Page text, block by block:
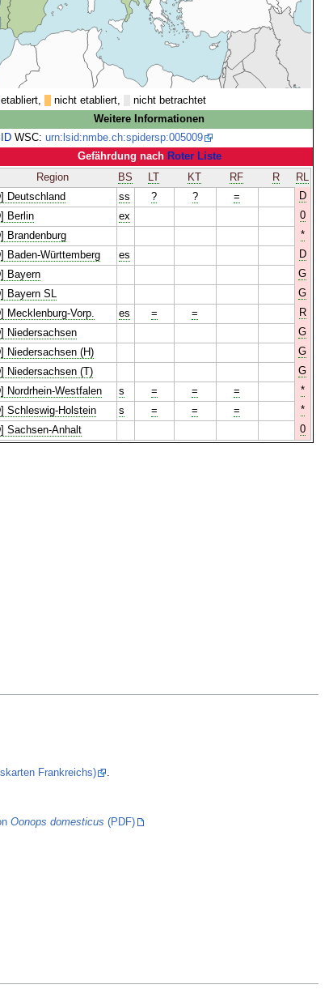
etabliert, nicht etabliert,
nicht betrachtet
Weitere Informationen
WSC: urn:lsid:nmbe.ch:spidersp:005009
Gefährdung nach Roter Liste
Region
BS LT KT RF R
RL
Deutschland
ss ? ? =
D
Berlin
ex
0
Brandenburg
*
Baden-Württemberg
es
D
Bayern
G
Bayern SL
G
Mecklenburg-Vorp.
es = =
R
Niedersachsen
G
Niedersachsen (H)
G
Niedersachsen (T)
G
Nordrhein-Westfalen
s = = =
*
Schleswig-Holstein
s = = =
*
Sachsen-Anhalt
0
Frankreichs)
.
Oonops domesticus (PDF)